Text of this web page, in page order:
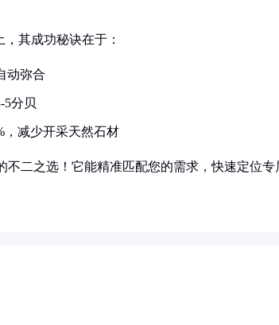
其成功秘诀在于：
动弥合
5分贝
，减少开采天然石材
不二之选！它能精准匹配您的需求，快速定位